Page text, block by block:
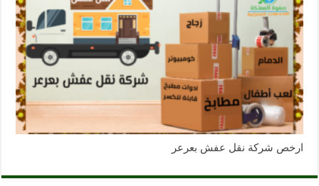
ارخص شركة نقل عفش بعرعر